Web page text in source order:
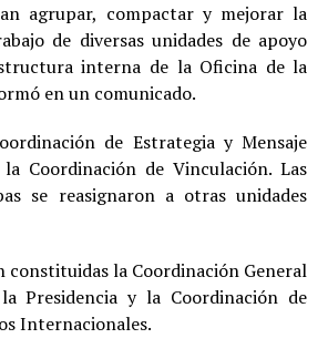
agrupar, compactar y mejorar la
de diversas unidades de apoyo
interna de la Oficina de la
en un comunicado.
de Estrategia y Mensaje
Coordinación de Vinculación. Las
se reasignaron a otras unidades
constituidas la Coordinación General
Presidencia y la Coordinación de
Internacionales.